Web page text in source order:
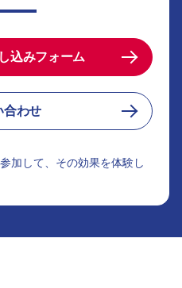
込みフォーム
合わせ
加して、その効果を体験し